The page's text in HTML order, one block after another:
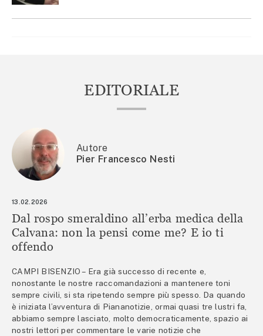
EDITORIALE
Autore
Pier Francesco Nesti
13.02.2026
Dal rospo smeraldino all’erba medica della
Calvana: non la pensi come me? E io ti
offendo
CAMPI BISENZIO – Era già successo di recente e,
nonostante le nostre raccomandazioni a mantenere toni
sempre civili, si sta ripetendo sempre più spesso. Da quando
è iniziata l’avventura di Piananotizie, ormai quasi tre lustri fa,
abbiamo sempre lasciato, molto democraticamente, spazio ai
nostri lettori per commentare le varie notizie che